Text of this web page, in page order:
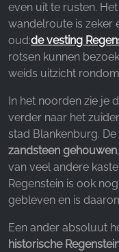
even uit te rusten.
wandelroute is zeker
oud:de vesting
rotsen kunnen
weids uitzicht
In het noorden zie je
verder naar het
stad Blankenburg.
zandsteen gehouwen
van veel andere
Regenstein is ook
gebleven en is
Een ander absoluut
historische
Purpose:
Verzamelen
Cookie
24 uur - 2 jaar